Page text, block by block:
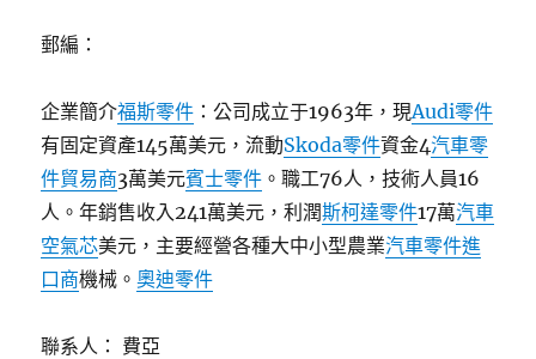
郵編：
企業簡介福斯零件 ：公司成立于1963年，現Audi零件
有固定資產145萬美元，流動Skoda零件資金4汽車零
件貿易商3萬美元賓士零件 。職工76人，技術人員16
人。年銷售收入241萬美元，利潤斯柯達零件17萬汽車
空氣芯美元，主要經營各種大中小型農業汽車零件進
口商機械。奧迪零件
聯系人： 費亞